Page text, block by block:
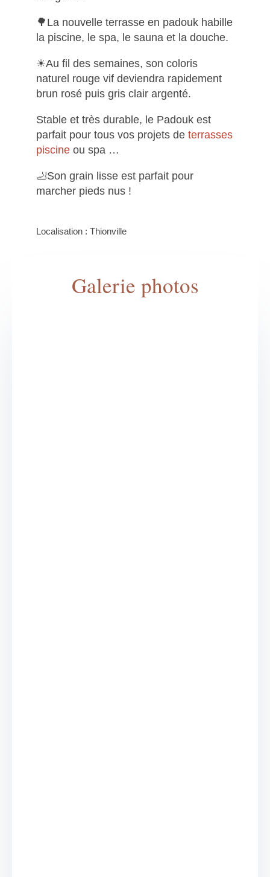
🌳La nouvelle terrasse en padouk habille
la piscine, le spa, le sauna et la douche.
☀Au fil des semaines, son coloris
naturel rouge vif deviendra rapidement
brun rosé puis gris clair argenté.
Stable et très durable, le Padouk est
parfait pour tous vos projets deterrasses
piscine ou spa …
🦶Son grain lisse est parfait pour
marcher pieds nus !
Localisation : Thionville
Galerie photos